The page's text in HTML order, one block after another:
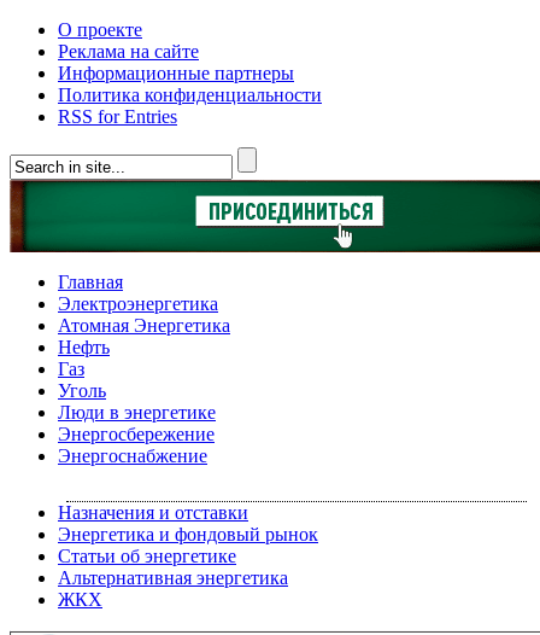
О проекте
Реклама на сайте
Информационные партнеры
Политика конфиденциальности
RSS for Entries
Главная
Электроэнергетика
Атомная Энергетика
Нефть
Газ
Уголь
Люди в энергетике
Энергосбережение
Энергоснабжение
Назначения и отставки
Энергетика и фондовый рынок
Статьи об энергетике
Альтернативная энергетика
ЖКХ